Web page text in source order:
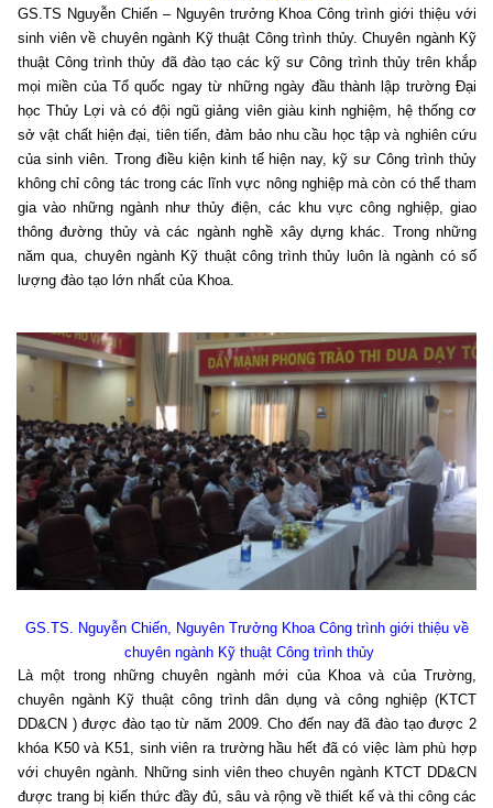
GS.TS Nguyễn Chiến – Nguyên trưởng Khoa Công trình giới thiệu với
sinh viên về chuyên ngành Kỹ thuật Công trình thủy. Chuyên ngành Kỹ
thuật Công trình thủy đã đào tạo các kỹ sư Công trình thủy trên khắp
mọi miền của Tổ quốc ngay từ những ngày đầu thành lập trường Đại
học Thủy Lợi và có đội ngũ giảng viên giàu kinh nghiệm, hệ thống cơ
sở vật chất hiện đại, tiên tiến, đảm bảo nhu cầu học tập và nghiên cứu
của sinh viên. Trong điều kiện kinh tế hiện nay, kỹ sư Công trình thủy
không chỉ công tác trong các lĩnh vực nông nghiệp mà còn có thể tham
gia vào những ngành như thủy điện, các khu vực công nghiệp, giao
thông đường thủy và các ngành nghề xây dựng khác. Trong những
năm qua, chuyên ngành Kỹ thuật công trình thủy luôn là ngành có số
lượng đào tạo lớn nhất của Khoa.
GS.TS. Nguyễn Chiến, Nguyên Trưởng Khoa Công trình giới thiệu về
chuyên ngành Kỹ thuật Công trình thủy
Là một trong những chuyên ngành mới của Khoa và của Trường,
chuyên ngành Kỹ thuật công trình dân dụng và công nghiệp (KTCT
DD&CN ) được đào tạo từ năm 2009. Cho đến nay đã đào tạo được 2
khóa K50 và K51, sinh viên ra trường hầu hết đã có việc làm phù hợp
với chuyên ngành. Những sinh viên theo chuyên ngành KTCT DD&CN
được trang bị kiến thức đầy đủ, sâu và rộng về thiết kế và thi công các